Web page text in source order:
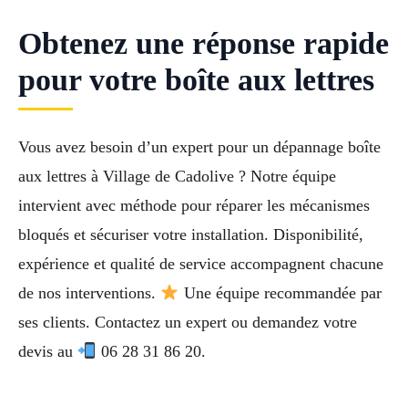
Obtenez une réponse rapide
pour votre boîte aux lettres
Vous avez besoin d’un expert pour un dépannage boîte
aux lettres à Village de Cadolive ? Notre équipe
intervient avec méthode pour réparer les mécanismes
bloqués et sécuriser votre installation. Disponibilité,
expérience et qualité de service accompagnent chacune
de nos interventions.
Une équipe recommandée par
ses clients. Contactez un expert ou demandez votre
devis au
06 28 31 86 20.